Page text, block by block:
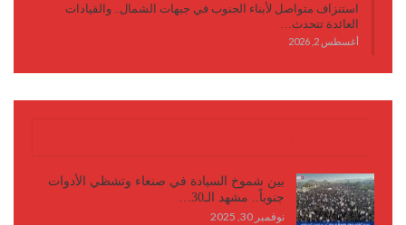
استنزاف متواصل لأبناء الجنوب في جبهات الشمال.. والقيادات
العائدة تتحدث…
أغسطس 2, 2026
بين شموخ السيادة في صنعاء وتشظي الأدوات
جنوباً.. مشهد الـ30…
نوفمبر 30, 2025